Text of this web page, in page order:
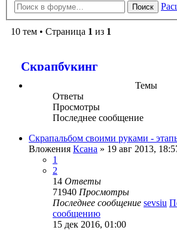
Поиск
10 тем • Страница 1 из 1
Скрапбукинг
Темы
Ответы
Просмотры
Последнее сообщение
Скрапальбом своими руками -
Вложения Ксана » 19 авг 2013,
1
2
14 Ответы
71940 Просмотры
Последнее сообщение sevsiu
сообщению
15 дек 2016, 01:00